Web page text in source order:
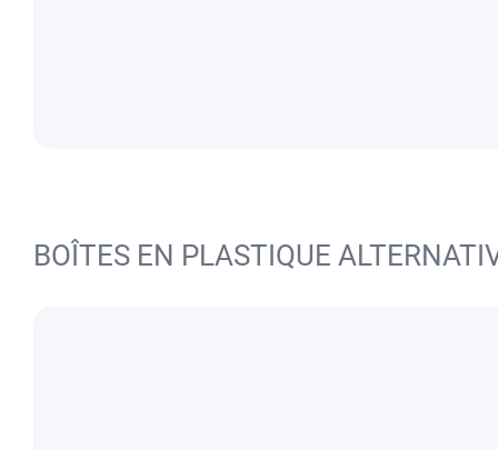
BOÎTES EN PLASTIQUE